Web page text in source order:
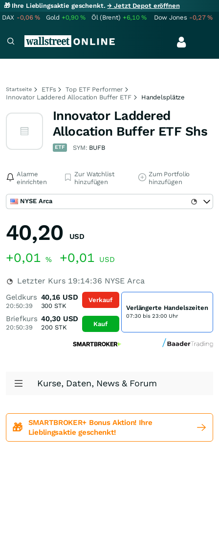
🎁 Ihre Lieblingsaktie geschenkt.→ Jetzt Depot eröffnen
DAX -0,06% Gold +0,90% Öl (Brent) +6,10% Dow Jones -0,27%
Startseite ETFs
Top ETF Performer
Innovator Laddered Allocation Buffer ETF
Handelsplätze
Innovator Laddered
Allocation Buffer ETF Shs
ETF SYM: BUFB
Alarme
einrichten
Zur Watchlist
hinzufügen
Zum Portfolio
hinzufügen
NYSE Arca
40,20 USD
+0,01 % +0,01 USD
Letzter Kurs 19:14:36 NYSE Arca
Geldkurs
20:50:39
40,16 USD
300 STK
Briefkurs
20:50:39
40,30 USD
200STK
Verkauf
Kauf
Verlängerte Handelszeiten
07:30 bis 23:00 Uhr
Kurse, Daten, News & Forum
🎁
SMARTBROKER+ Bonus Aktion! Ihre
Lieblingsaktie geschenkt!